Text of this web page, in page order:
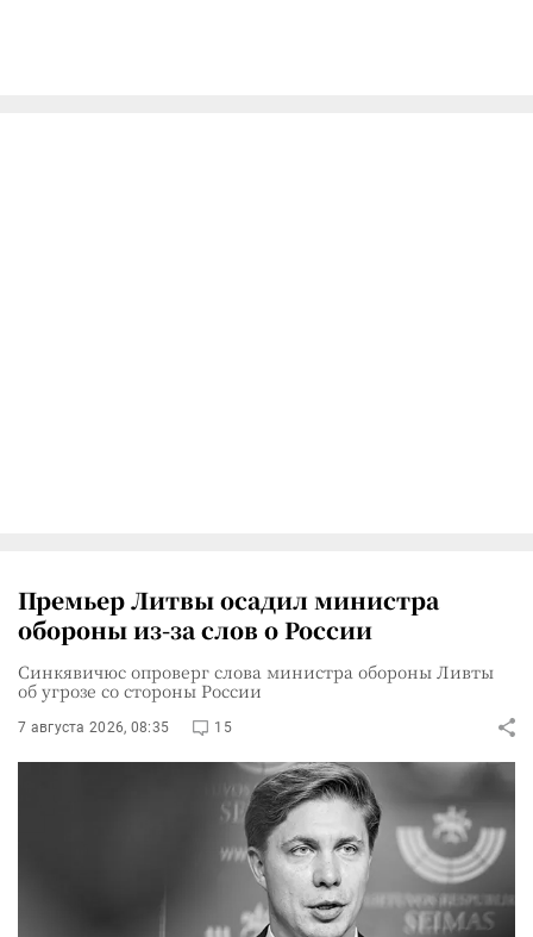
Премьер Литвы осадил министра
обороны из-за слов о России
Синкявичюс опроверг слова министра обороны Ливты
об угрозе со стороны России
7 августа 2026, 08:35 15